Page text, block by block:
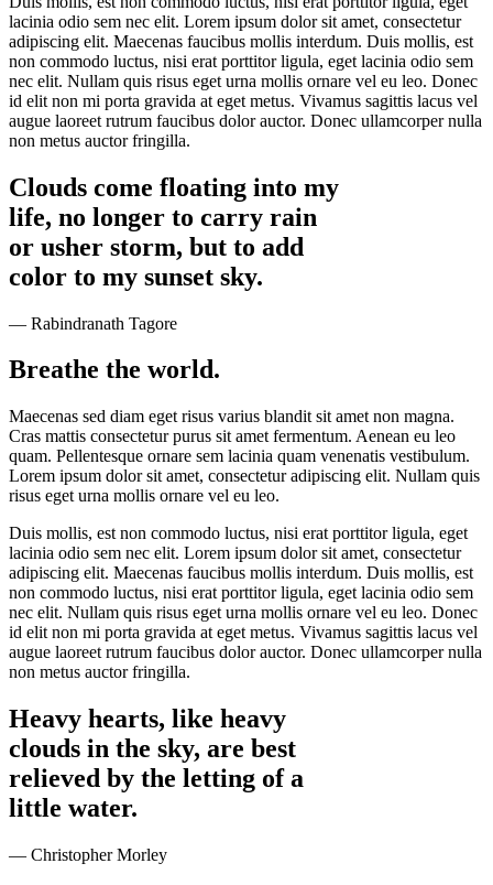
lacinia odio sem nec elit. Lorem ipsum dolor sit amet, consectetur
adipiscing elit. Maecenas faucibus mollis interdum. Duis mollis, est
non commodo luctus, nisi erat porttitor ligula, eget lacinia odio sem
nec elit. Nullam quis risus eget urna mollis ornare vel eu leo. Donec
id elit non mi porta gravida at eget metus. Vivamus sagittis lacus vel
augue laoreet rutrum faucibus dolor auctor. Donec ullamcorper nulla
non metus auctor fringilla.
Clouds come floating into my
life, no longer to carry rain
or usher storm, but to add
color to my sunset sky.
— Rabindranath Tagore
Breathe the world.
Maecenas sed diam eget risus varius blandit sit amet non magna.
Cras mattis consectetur purus sit amet fermentum. Aenean eu leo
quam. Pellentesque ornare sem lacinia quam venenatis vestibulum.
Lorem ipsum dolor sit amet, consectetur adipiscing elit. Nullam quis
risus eget urna mollis ornare vel eu leo.
Duis mollis, est non commodo luctus, nisi erat porttitor ligula, eget
lacinia odio sem nec elit. Lorem ipsum dolor sit amet, consectetur
adipiscing elit. Maecenas faucibus mollis interdum. Duis mollis, est
non commodo luctus, nisi erat porttitor ligula, eget lacinia odio sem
nec elit. Nullam quis risus eget urna mollis ornare vel eu leo. Donec
id elit non mi porta gravida at eget metus. Vivamus sagittis lacus vel
augue laoreet rutrum faucibus dolor auctor. Donec ullamcorper nulla
non metus auctor fringilla.
Heavy hearts, like heavy
clouds in the sky, are best
relieved by the letting of a
little water.
— Christopher Morley